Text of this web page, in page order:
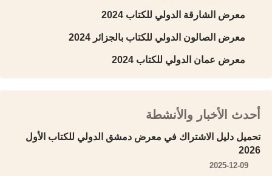
معرض الشارقة الدولي للكتاب 2024
معرض الصالون الدولي للكتاب بالجزائر 2024
معرض عمان الدولي للكتاب 2024
أحدث الأخبار والأنشطة
تحميل دليل الاشتراك في معرض دمشق الدولي للكتاب الأول
2026
2025-12-09